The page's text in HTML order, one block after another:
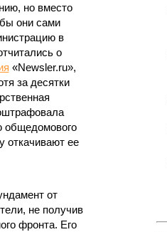
но вместо
они сами
в
о
«Newsler.ru»,
за десятки
общедомового
откачивают ее
от
не получив
фронта. Его